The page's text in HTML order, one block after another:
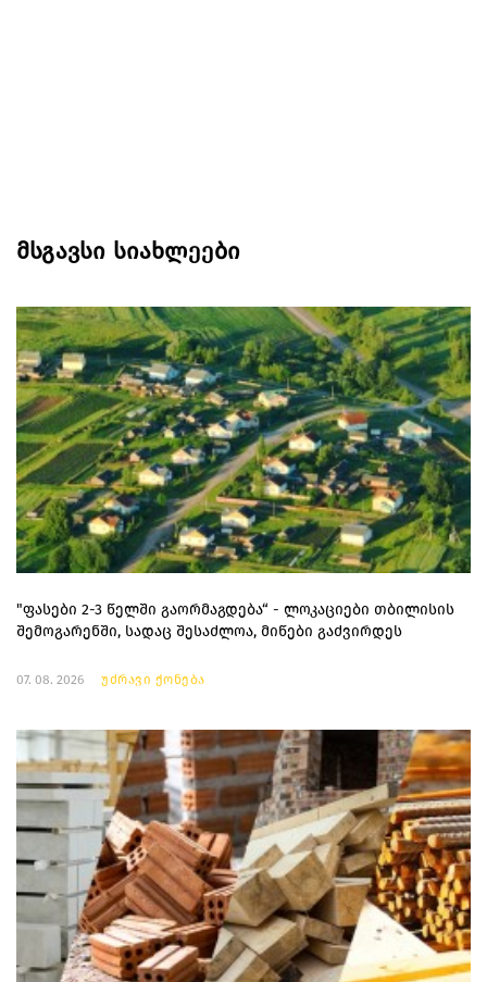
მსგავსი სიახლეები
"ფასები 2-3 წელში გაორმაგდება“ - ლოკაციები თბილისის
შემოგარენში, სადაც შესაძლოა, მიწები გაძვირდეს
07. 08. 2026 უძრავი ქონება